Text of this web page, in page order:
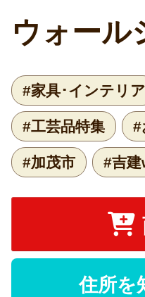
ウォール
#家具･インテリア
#工芸品特集 #
#加茂市 #吉
住所を